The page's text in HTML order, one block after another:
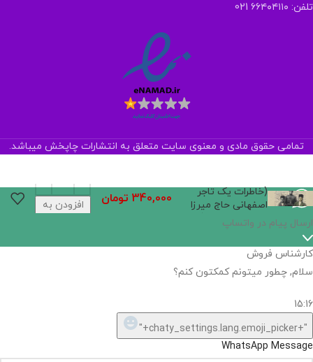
تلفن: ۶۶۴۰۴۱۱۰ 021
تمامی حقوق مادی و معنوی سایت متعلق به انتشارات چاپخش میباشد.
(خاطرات یک تاجر
اصفهانی حاج میرزا
عبدالجواد اخوت)
340,000 تومان
افزودن به
ارسال پیام در واتساپ
کارشناس فروش
سلام, چطور میتونم کمکتون کنم؟
15:16
"+chaty_settings.lang.emoji_picker+"
WhatsApp Message